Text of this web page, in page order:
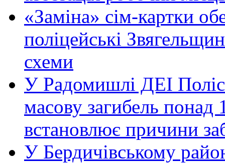
«Заміна» сім-картки
поліцейські
схеми
У Радомишлі ДЕІ
масову загибель понад
встановлює причини
У Бердичівському